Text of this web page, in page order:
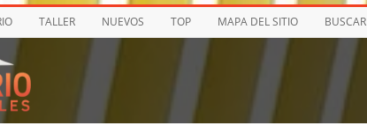
TALLER NUEVOS TOP MAPA DEL SITIO BUSCAR